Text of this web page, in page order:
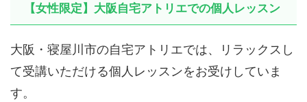
【女性限定】大阪自宅アトリエでの個人レッスン
大阪・寝屋川市の自宅アトリエでは、リラックスし
て受講いただける個人レッスンをお受けしていま
す。